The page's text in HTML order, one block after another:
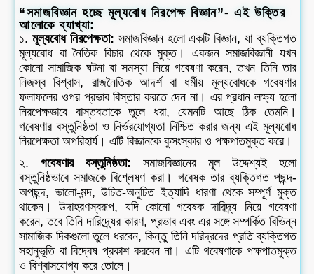
“সমাজবিজ্ঞান হচ্ছে মূল্যবোধ নিরপেক্ষ বিজ্ঞান”- এই উক্তির
আলোকে ব্যাখ্যা:
১. মূল্যবোধ নিরপেক্ষতা: সমাজবিজ্ঞান হলো একটি বিজ্ঞান, যা ব্যক্তিগত
মূল্যবোধ বা নৈতিক বিচার থেকে মুক্ত। একজন সমাজবিজ্ঞানী যখন
কোনো সামাজিক ঘটনা বা সমস্যা নিয়ে গবেষণা করেন, তখন তিনি তার
নিজস্ব বিশ্বাস, রাজনৈতিক আদর্শ বা ধর্মীয় মূল্যবোধকে গবেষণার
ফলাফলের ওপর প্রভাব বিস্তার করতে দেন না। এর প্রধান লক্ষ্য হলো
নিরপেক্ষভাবে বাস্তবতাকে তুলে ধরা, যেমনটি আছে ঠিক তেমনি।
গবেষণার বস্তুনিষ্ঠতা ও নির্ভরযোগ্যতা নিশ্চিত করার জন্য এই মূল্যবোধ
নিরপেক্ষতা অপরিহার্য। এটি বিজ্ঞানকে কুসংস্কার ও পক্ষপাতমুক্ত করে।
২. গবেষণার বস্তুনিষ্ঠতা: সমাজবিজ্ঞানের মূল উদ্দেশ্যই হলো
বস্তুনিষ্ঠভাবে সমাজকে বিশ্লেষণ করা। গবেষক তার ব্যক্তিগত পছন্দ-
অপছন্দ, ভালো-মন্দ, উচিত-অনুচিত ইত্যাদি ধারণা থেকে সম্পূর্ণ মুক্ত
থাকেন। উদাহরণস্বরূপ, যদি কোনো গবেষক দারিদ্র্য নিয়ে গবেষণা
করেন, তবে তিনি দারিদ্র্যের কারণ, প্রভাব এবং এর সঙ্গে সম্পর্কিত বিভিন্ন
সামাজিক দিকগুলো তুলে ধরবেন, কিন্তু তিনি দরিদ্রদের প্রতি ব্যক্তিগত
সহানুভূতি বা বিদ্বেষ প্রকাশ করবেন না। এটি গবেষণাকে পক্ষপাতমুক্ত
ও বিশ্বাসযোগ্য করে তোলে।